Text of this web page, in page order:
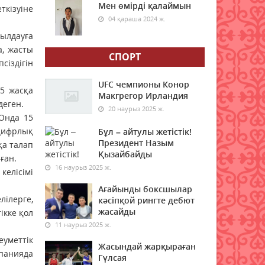
жасты
жасқа
15
талап
қол
07 тамыз 2026 ж. 56
Дәрігер анемияның
жасырын белгілерін атады
07 тамыз 2026 ж. 59
Мемлекеттік білім гранты
иегерлерінің тізімі жария
болды
07 тамыз 2026 ж. 54
Қазақстанда 589 дәрілік
препараттың бағасы
төмендеді
07 тамыз 2026 ж. 62
Мектеп формасы туралы
маңызды мәлімдеме: ата-
аналар нені білуі керек
Мен өмірді қалаймын
04 қараша 2024 ж.
СПОРТ
UFC чемпионы Конор
Макгрегор Ирландия
20 наурыз 2025 ж.
Бұл – айтулы жетістік!
Президент Назым
Қызайбайды
16 наурыз 2025 ж.
Ағайынды боксшылар
кәсіпқой рингте дебют
жасайды
11 наурыз 2025 ж.
Жасындай жарқыраған
Гүлсая